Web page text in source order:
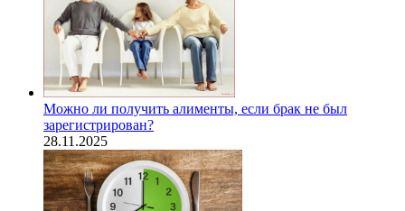
Можно ли получить алименты, если брак не был
зарегистрирован?
28.11.2025